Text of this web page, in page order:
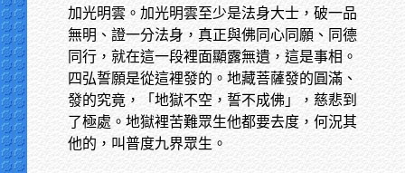
加光明雲。加光明雲至少是法身大士，破一品
無明、證一分法身，真正與佛同心同願、同德
同行，就在這一段裡面顯露無遺，這是事相。
四弘誓願是從這裡發的。地藏菩薩發的圓滿、
發的究竟，「地獄不空，誓不成佛」，慈悲到
了極處。地獄裡苦難眾生他都要去度，何況其
他的，叫普度九界眾生。